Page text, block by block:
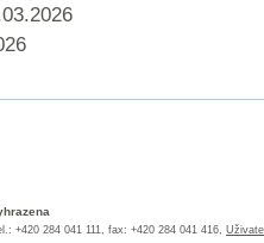
+420 284 041 111, fax: +420 284 041 416,